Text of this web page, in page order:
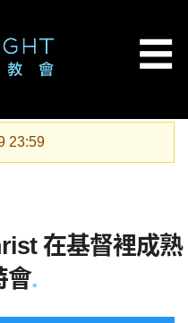
☰
23:59
在基督裡成熟
會.